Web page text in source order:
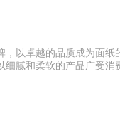
以卓越的品质成为面纸
腻和柔软的产品广受